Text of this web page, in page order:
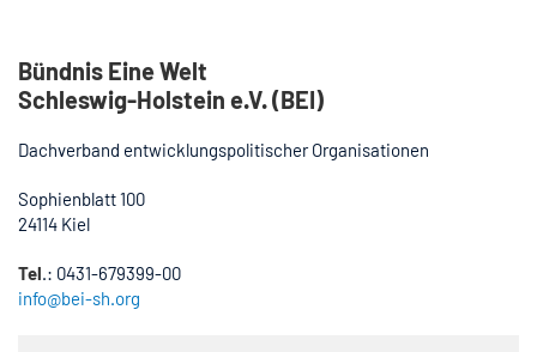
Bündnis Eine Welt
Schleswig-Holstein e.V. (BEI)
Dachverband entwicklungspolitischer Organisationen
Sophienblatt 100
24114 Kiel
Tel .: 0431-679399-00
info@bei-sh.org